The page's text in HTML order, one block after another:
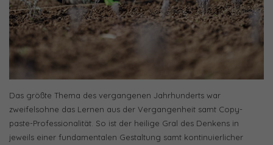
Das größte Thema des vergangenen Jahrhunderts war
zweifelsohne das Lernen aus der Vergangenheit samt Copy-
paste-Professionalität. So ist der heilige Gral des Denkens in
jeweils einer fundamentalen Gestaltung samt kontinuierlicher